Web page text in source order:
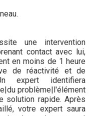
une intervention
contact avec lui,
en moins de 1 heure
de réactivité et de
expert identifiera
problème|l'élément
solution rapide. Après
votre expert saura